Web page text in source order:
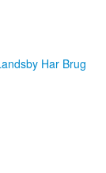
Har Brug